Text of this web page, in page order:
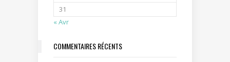
31
« Avr
COMMENTAIRES RÉCENTS